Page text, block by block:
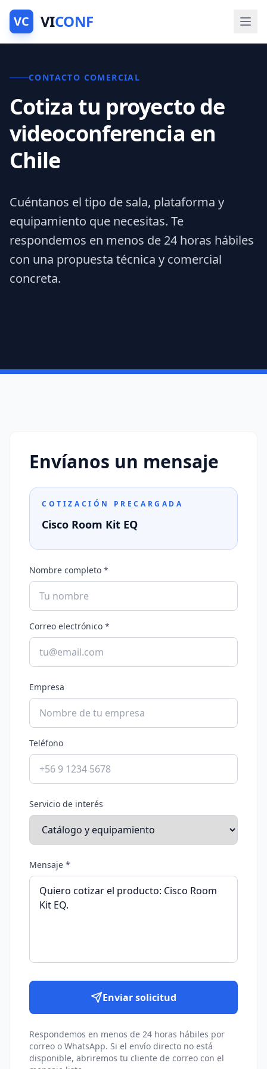
VC VICONF
CONTACTO COMERCIAL
Cotiza tu proyecto de
videoconferencia en
Chile
Cuéntanos el tipo de sala, plataforma y
equipamiento que necesitas. Te
respondemos en menos de 24 horas hábiles
con una propuesta técnica y comercial
concreta.
Envíanos un mensaje
COTIZACIÓN PRECARGADA
Cisco Room Kit EQ
Nombre completo *
Correo electrónico *
Empresa
Teléfono
Servicio de interés
Mensaje *
Enviar solicitud
Respondemos en menos de 24 horas hábiles por
correo o WhatsApp. Si el envío directo no está
disponible, abriremos tu cliente de correo con el